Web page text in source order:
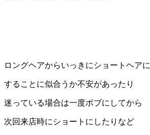
ロングヘアからいっきにショートヘアに
することに似合うか不安があったり
迷っている場合は一度ボブにしてから
次回来店時にショートにしたりなど